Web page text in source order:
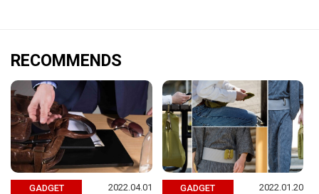
RECOMMENDS
GADGET 2022.04.01 GADGET 2022.01.20